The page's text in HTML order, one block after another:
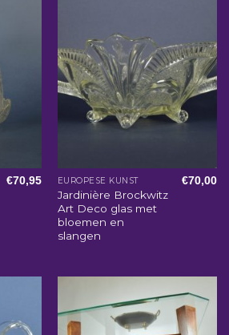
€70,95 EUROPESE KUNST
Jardinière Brockwitz
Art Deco glas met
bloemen en
slangen
€70,00